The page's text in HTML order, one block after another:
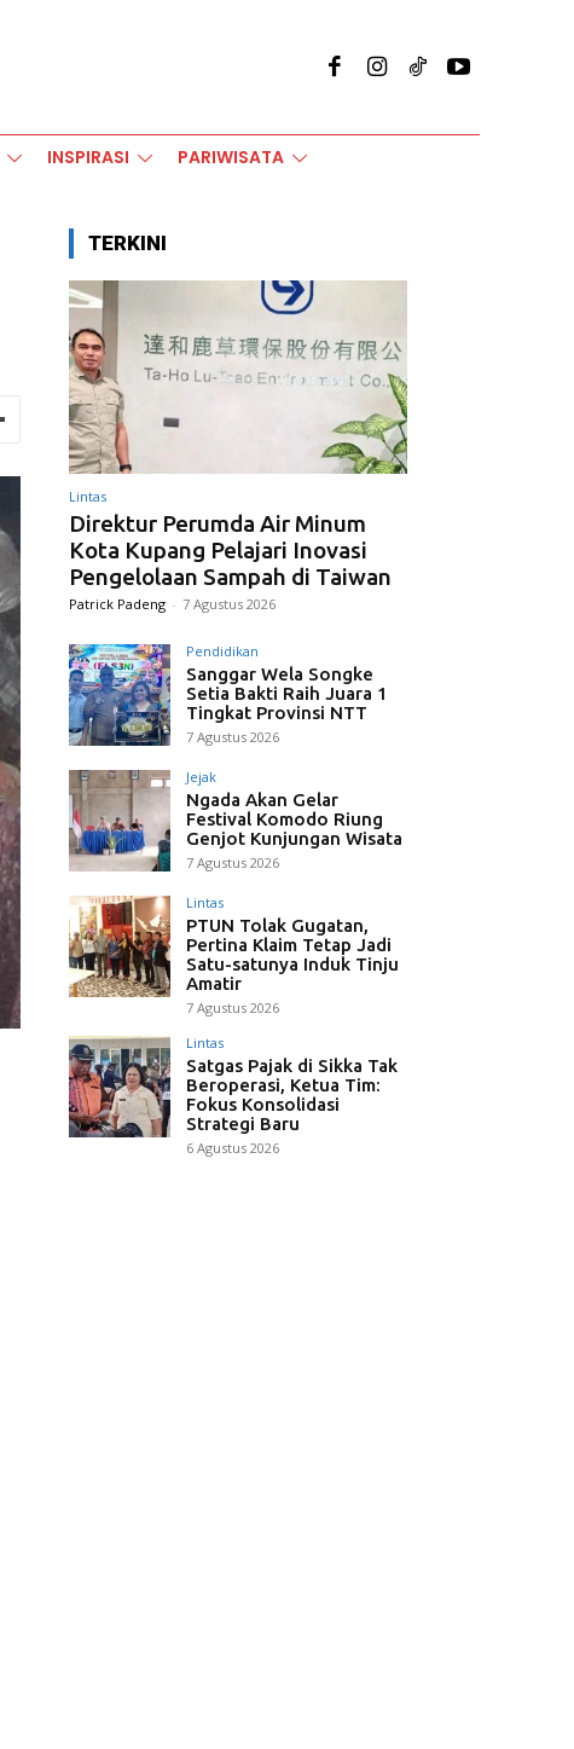
INSPIRASI PARIWISATA
TERKINI
Lintas
Direktur Perumda Air Minum
Kota Kupang Pelajari Inovasi
Pengelolaan Sampah di Taiwan
Patrick Padeng - 7 Agustus 2026
Pendidikan
Sanggar Wela Songke
Setia Bakti Raih Juara 1
Tingkat Provinsi NTT
7 Agustus 2026
Jejak
Ngada Akan Gelar
Festival Komodo Riung
Genjot Kunjungan Wisata
7 Agustus 2026
Lintas
PTUN Tolak Gugatan,
Pertina Klaim Tetap Jadi
Satu-satunya Induk Tinju
Amatir
7 Agustus 2026
Lintas
Satgas Pajak di Sikka Tak
Beroperasi, Ketua Tim:
Fokus Konsolidasi
Strategi Baru
6 Agustus 2026